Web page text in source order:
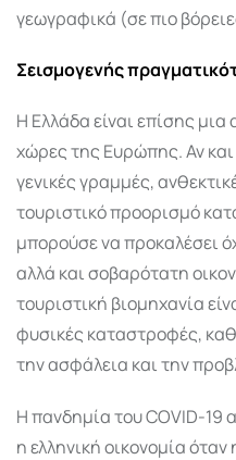
γεωγραφικά (σε πιο
Σεισμογενής
Η Ελλάδα είναι επίσης μια
χώρες της Ευρώπης. Αν και
γενικές γραμμές,
τουριστικό προορισμό
μπορούσε να προκαλέσει
αλλά και σοβαρότατη
τουριστική βιομηχανία
φυσικές καταστροφές,
την ασφάλεια και την
Η πανδημία του COVID-19
η ελληνική οικονομία